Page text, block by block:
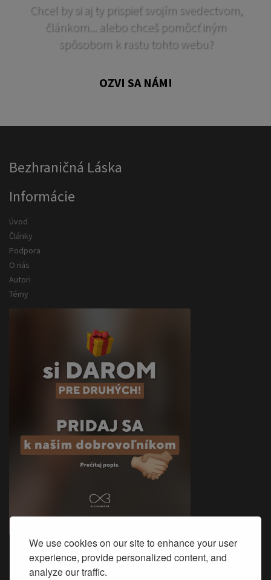
We use cookies on our site to enhance your user
experience, provide personalized content, and
analyze our traffic.
Chcel by si aj ty prispieť svojím svedectvom,
článkom... alebo chceš pomôcť iným
spôsobom k rastu tohto webu?
OZVI SA NÁM!
Bezhraničná Láska
Informácie
Úvod
Články
Podpora
O nás
Autori
Témy
Sme na Facebooku